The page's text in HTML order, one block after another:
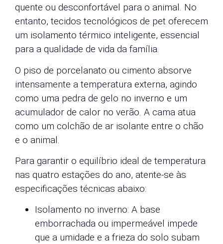
quente ou desconfortável para o animal. No
entanto, tecidos tecnológicos de pet oferecem
um isolamento térmico inteligente, essencial
para a qualidade de vida da família.
O piso de porcelanato ou cimento absorve
intensamente a temperatura externa, agindo
como uma pedra de gelo no inverno e um
acumulador de calor no verão. A cama atua
como um colchão de ar isolante entre o chão
e o animal.
Para garantir o equilíbrio ideal de temperatura
nas quatro estações do ano, atente-se às
especificações técnicas abaixo:
Isolamento no inverno: A base
emborrachada ou impermeável impede
que a umidade e a frieza do solo subam